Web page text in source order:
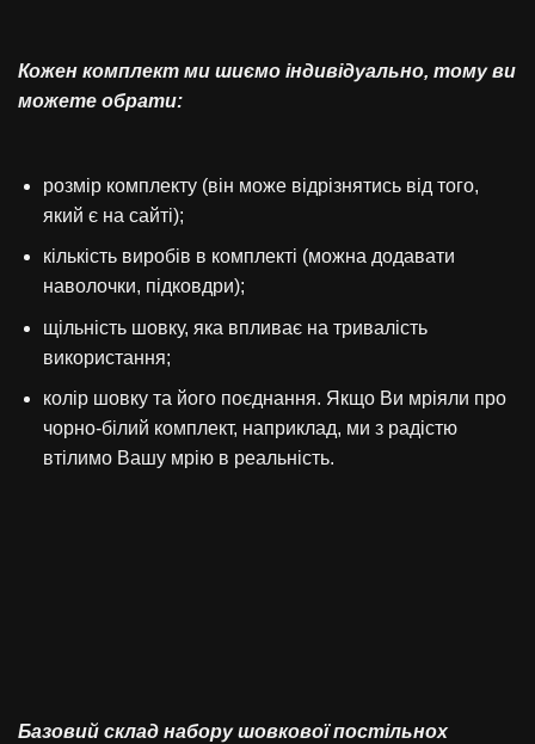
Кожен комплект ми шиємо індивідуально, тому ви
можете обрати:
розмір комплекту (він може відрізнятись від того,
який є на сайті);
кількість виробів в комплекті (можна додавати
наволочки, підковдри);
щільність шовку, яка впливає на тривалість
використання;
колір шовку та його поєднання. Якщо Ви мріяли про
чорно-білий комплект, наприклад, ми з радістю
втілимо Вашу мрію в реальність.
Базовий склад набору шовкової постільнох